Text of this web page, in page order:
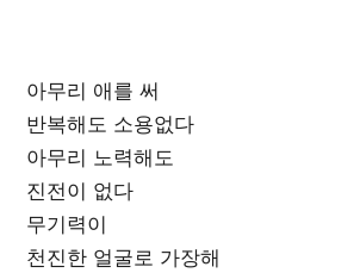
아무리 애를 써
반복해도 소용없다
아무리 노력해도
진전이 없다
무기력이
천진한 얼굴로 가장해